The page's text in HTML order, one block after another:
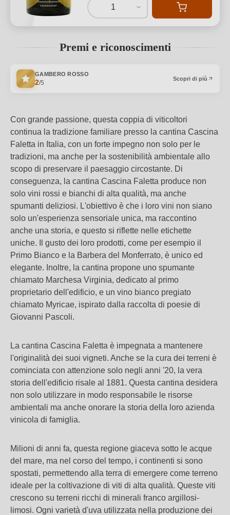
1
Premi e riconoscimenti
GAMBERO ROSSO
2/5
Scopri di più
Con grande passione, questa coppia di viticoltori
continua la tradizione familiare presso la cantina Cascina
Faletta in Italia, con un forte impegno non solo per le
tradizioni, ma anche per la sostenibilità ambientale allo
scopo di preservare il paesaggio circostante. Di
conseguenza, la cantina Cascina Faletta produce non
solo vini rossi e bianchi di alta qualità, ma anche
spumanti deliziosi. L'obiettivo è che i loro vini non siano
solo un'esperienza sensoriale unica, ma raccontino
anche una storia, e questo si riflette nelle etichette
uniche. Il gusto dei loro prodotti, come per esempio il
Primo Bianco e la Barbera del Monferrato, è unico ed
elegante. Inoltre, la cantina propone uno spumante
chiamato Marchesa Virginia, dedicato al primo
proprietario dell'edificio, e un vino bianco pregiato
chiamato Myricae, ispirato dalla raccolta di poesie di
Giovanni Pascoli.
La cantina Cascina Faletta è impegnata a mantenere
l'originalità dei suoi vigneti. Anche se la cura dei terreni è
cominciata con attenzione solo negli anni '20, la vera
storia dell'edificio risale al 1881. Questa cantina desidera
non solo utilizzare in modo responsabile le risorse
ambientali ma anche onorare la storia della loro azienda
vinicola di famiglia.
Milioni di anni fa, questa regione giaceva sotto le acque
del mare, ma nel corso del tempo, i continenti si sono
spostati, permettendo alla terra di emergere come terreno
ideale per la coltivazione di viti di alta qualità. Queste viti
crescono su terreni ricchi di minerali franco argillosi-
limosi. Ogni varietà d'uva utilizzata nella produzione dei